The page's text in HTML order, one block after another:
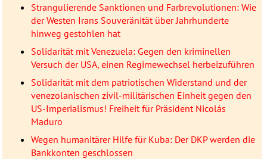
Strangulierende Sanktionen und Farbrevolutionen: Wie
der Westen Irans Souveränität über Jahrhunderte
hinweg gestohlen hat
Solidarität mit Venezuela: Gegen den kriminellen
Versuch der USA, einen Regimewechsel herbeizuführen
Solidarität mit dem patriotischen Widerstand und der
venezolanischen zivil-militärischen Einheit gegen den
US-Imperialismus! Freiheit für Präsident Nicolás
Maduro
Wegen humanitärer Hilfe für Kuba: Der DKP werden die
Bankkonten geschlossen